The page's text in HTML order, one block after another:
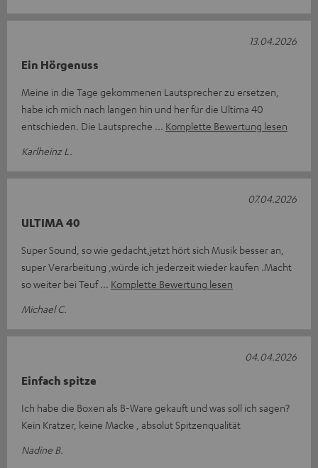
Ein Hörgenuss
Meine in die Tage gekommenen Lautsprecher zu ersetzen,
habe ich mich nach langen hin und her für die Ultima 40
entschieden. Die Lautspreche
Komplette Bewertung lesen
Karlheinz L.
13.04.2026
ULTIMA 40
Super Sound, so wie gedacht,jetzt hört sich Musik besser an,
super Verarbeitung ,würde ich jederzeit wieder kaufen .Macht
so weiter bei Teuf
Komplette Bewertung lesen
Michael C.
07.04.2026
Einfach spitze
Ich habe die Boxen als B-Ware gekauft und was soll ich sagen?
Kein Kratzer, keine Macke , absolut Spitzenqualität
Nadine B.
04.04.2026